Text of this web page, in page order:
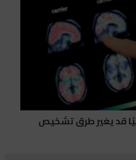
قد يغير طرق تشخيص